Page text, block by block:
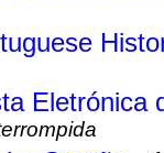
Eletrónica